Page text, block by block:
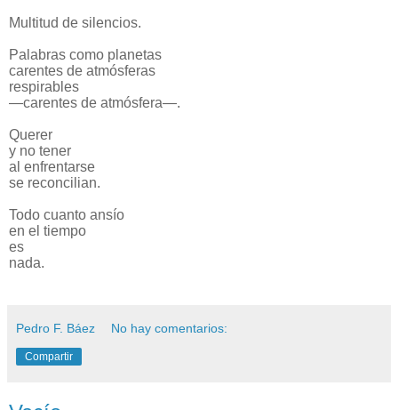
Multitud de silencios.
Palabras como planetas
carentes de atmósferas
respirables
—carentes de atmósfera—.
Querer
y no tener
al enfrentarse
se reconcilian.
Todo cuanto ansío
en el tiempo
es
nada.
Pedro F. Báez No hay comentarios:
Compartir